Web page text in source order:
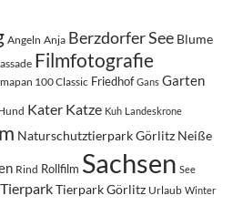
Angeln Anja Berzdorfer See Blume
Filmfotografie
100 Classic Friedhof Gans Garten
Kater Katze Kuh Landeskrone
Naturschutztierpark Görlitz Neiße
Rind Rollfilm Sachsen See
TierparkTierpark Görlitz Urlaub Winter